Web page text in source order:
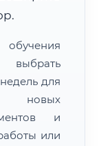
просмотра
для
новых
и
или